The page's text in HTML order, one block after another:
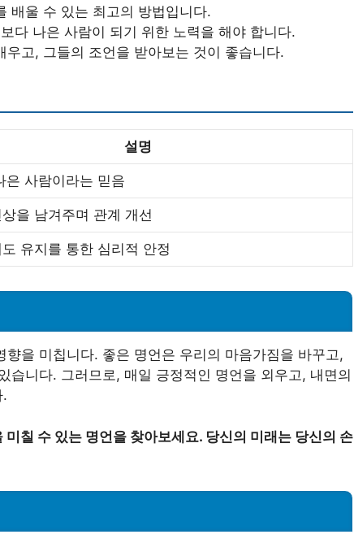
배울 수 있는 최고의 방법입니다.
다 나은 사람이 되기 위한 노력을 해야 합니다.
우고, 그들의 조언을 받아보는 것이 좋습니다.
설명
은 사람이라는 믿음
을 남겨주며 관계 개선
유지를 통한 심리적 안정
을 미칩니다. 좋은 명언은 우리의 마음가짐을 바꾸고,
습니다. 그러므로, 매일 긍정적인 명언을 외우고, 내면의
.
칠 수 있는 명언을 찾아보세요. 당신의 미래는 당신의 손